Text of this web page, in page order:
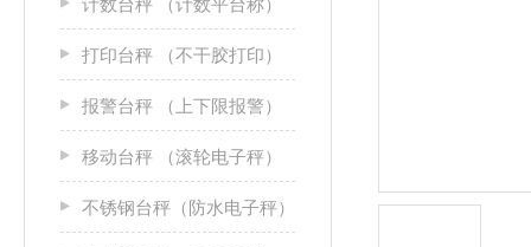
计数台秤 （计数平台称）
打印台秤 （不干胶打印）
报警台秤 （上下限报警）
移动台秤 （滚轮电子秤）
不锈钢台秤（防水电子秤）